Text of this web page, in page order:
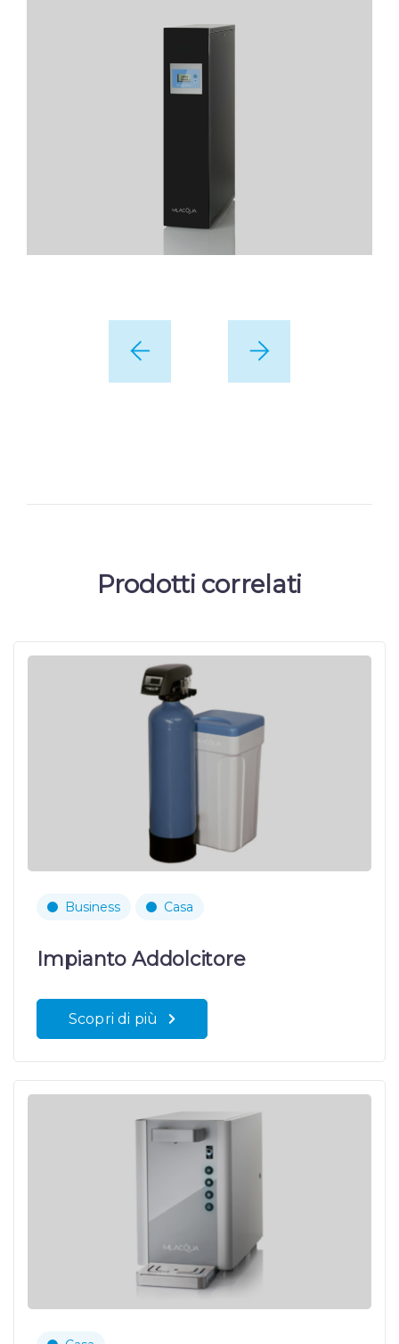
Prodotti correlati
Business Casa
Impianto Addolcitore
Scopri di più